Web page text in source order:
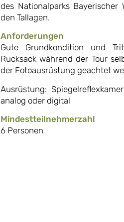
des Nationalparks
den Tallagen.
Anforderungen
Gute Grundkondition und
Rucksack während der Tour
der Fotoausrüstung geachtet
Ausrüstung:
analog oder digital
Mindestteilnehmerzahl
6 Personen